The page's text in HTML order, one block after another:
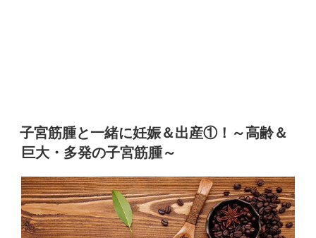
子宮筋腫と一緒に妊娠＆出産①！～高齢＆
巨大・多発の子宮筋腫～